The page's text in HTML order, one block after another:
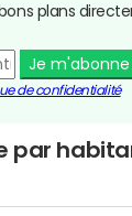
plans
Je m'abonne
de confidentialité
par